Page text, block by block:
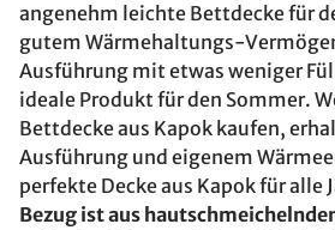
angenehm leichte Bettdecke für
gutem Wärmehaltungs-
Ausführung mit etwas weniger
ideale Produkt für den Sommer.
Bettdecke aus Kapok kaufen,
Ausführung und eigenem
perfekte Decke aus Kapok für alle
Bezug ist aus